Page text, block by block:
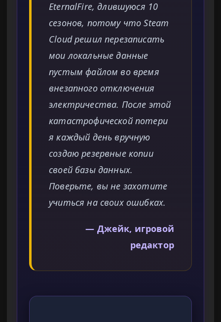
EternalFire, длившуюся 10
сезонов, потому что Steam
Cloud решил перезаписать
мои локальные данные
пустым файлом во время
внезапного отключения
электричества. После этой
катастрофической потери
я каждый день вручную
создаю резервные копии
своей базы данных.
Поверьте, вы не захотите
учиться на своих ошибках.
— Джейк, игровой
редактор